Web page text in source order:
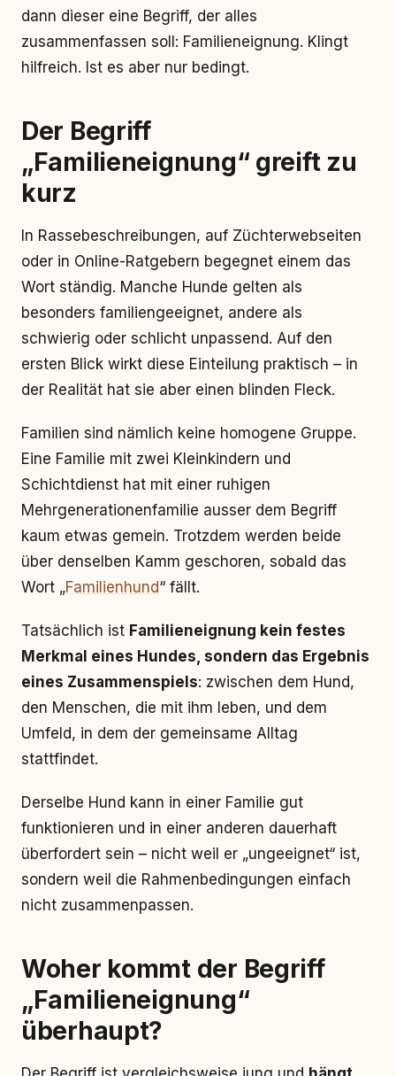
dann dieser eine Begriff, der alles
zusammenfassen soll: Familieneignung. Klingt
hilfreich. Ist es aber nur bedingt.
Der Begriff
„Familieneignung“ greift zu
kurz
In Rassebeschreibungen, auf Züchterwebseiten
oder in Online-Ratgebern begegnet einem das
Wort ständig. Manche Hunde gelten als
besonders familiengeeignet, andere als
schwierig oder schlicht unpassend. Auf den
ersten Blick wirkt diese Einteilung praktisch – in
der Realität hat sie aber einen blinden Fleck.
Familien sind nämlich keine homogene Gruppe.
Eine Familie mit zwei Kleinkindern und
Schichtdienst hat mit einer ruhigen
Mehrgenerationenfamilie ausser dem Begriff
kaum etwas gemein. Trotzdem werden beide
über denselben Kamm geschoren, sobald das
Wort „Familienhund“ fällt.
Tatsächlich ist Familieneignung kein festes
Merkmal eines Hundes, sondern das Ergebnis
eines Zusammenspiels: zwischen dem Hund,
den Menschen, die mit ihm leben, und dem
Umfeld, in dem der gemeinsame Alltag
stattfindet.
Derselbe Hund kann in einer Familie gut
funktionieren und in einer anderen dauerhaft
überfordert sein – nicht weil er „ungeeignet“ ist,
sondern weil die Rahmenbedingungen einfach
nicht zusammenpassen.
Woher kommt der Begriff
„Familieneignung“
überhaupt?